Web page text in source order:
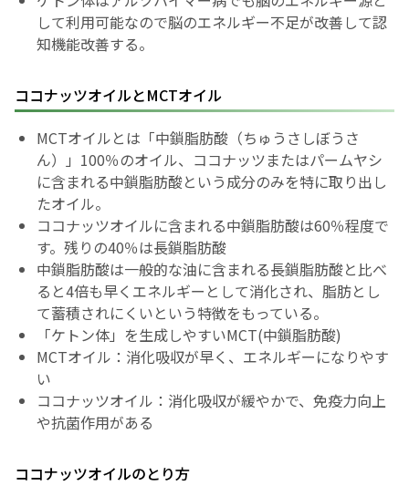
して利用可能なので脳のエネルギー不足が改善して認
知機能改善する。
ココナッツオイルとMCTオイル
MCTオイルとは「中鎖脂肪酸（ちゅうさしぼうさ
ん）」100％のオイル、ココナッツまたはパームヤシ
に含まれる中鎖脂肪酸という成分のみを特に取り出し
たオイル。
ココナッツオイルに含まれる中鎖脂肪酸は60％程度で
す。残りの40％は長鎖脂肪酸
中鎖脂肪酸は一般的な油に含まれる長鎖脂肪酸と比べ
ると4倍も早くエネルギーとして消化され、脂肪とし
て蓄積されにくいという特徴をもっている。
「ケトン体」を生成しやすいMCT(中鎖脂肪酸)
MCTオイル：消化吸収が早く、エネルギーになりやす
い
ココナッツオイル：消化吸収が緩やかで、免疫力向上
や抗菌作用がある
ココナッツオイルのとり方